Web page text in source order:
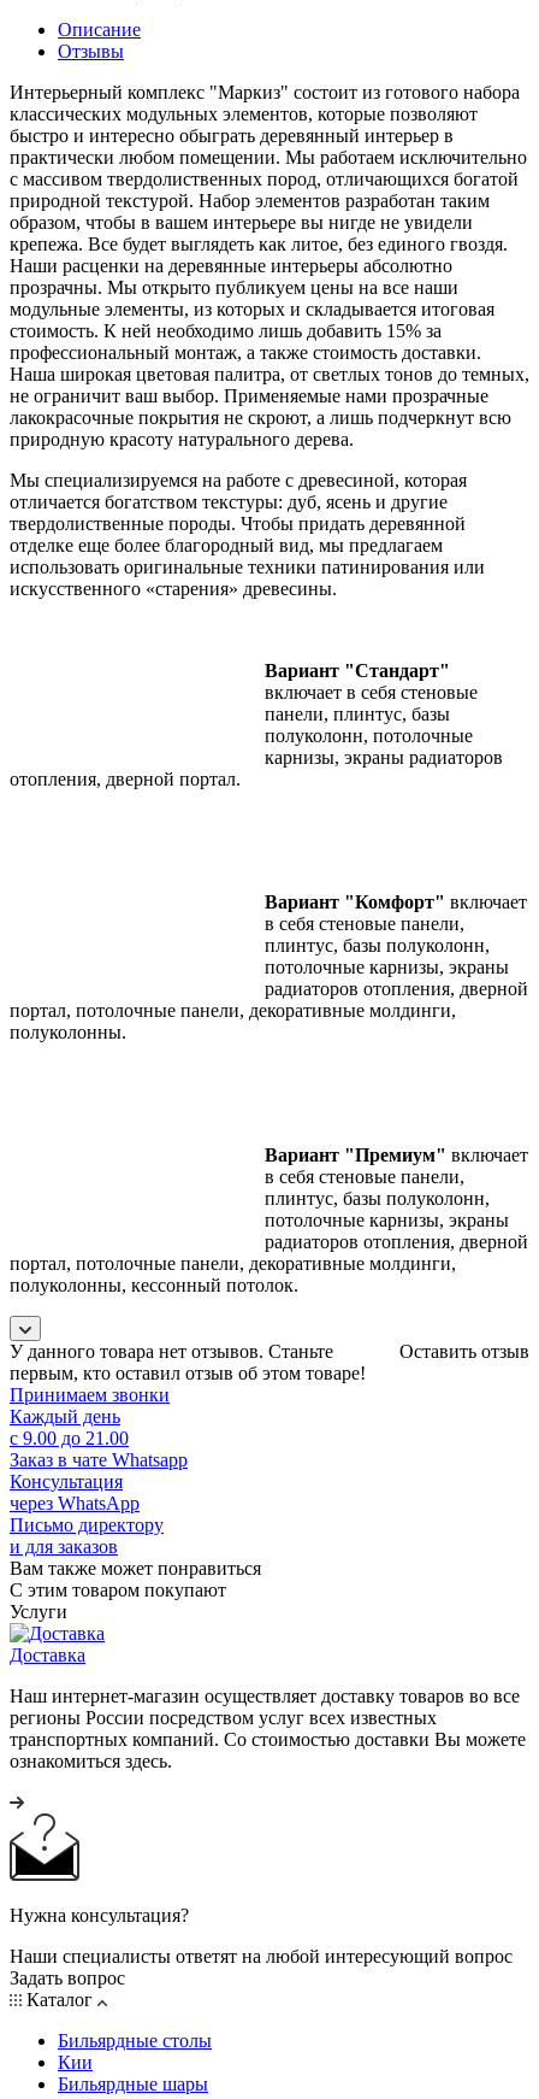
Описание
Отзывы
Интерьерный комплекс "Маркиз" состоит из готового набора
классических модульных элементов, которые позволяют
быстро и интересно обыграть деревянный интерьер в
практически любом помещении. Мы работаем исключительно
с массивом твердолиственных пород, отличающихся богатой
природной текстурой. Набор элементов разработан таким
образом, чтобы в вашем интерьере вы нигде не увидели
крепежа. Все будет выглядеть как литое, без единого гвоздя.
Наши расценки на деревянные интерьеры абсолютно
прозрачны. Мы открыто публикуем цены на все наши
модульные элементы, из которых и складывается итоговая
стоимость. К ней необходимо лишь добавить 15% за
профессиональный монтаж, а также стоимость доставки.
Наша широкая цветовая палитра, от светлых тонов до темных,
не ограничит ваш выбор. Применяемые нами прозрачные
лакокрасочные покрытия не скроют, а лишь подчеркнут всю
природную красоту натурального дерева.
Мы специализируемся на работе с древесиной, которая
отличается богатством текстуры: дуб, ясень и другие
твердолиственные породы. Чтобы придать деревянной
отделке еще более благородный вид, мы предлагаем
использовать оригинальные техники патинирования или
искусственного «старения» древесины.
Вариант "Стандарт"
включает в себя стеновые
панели, плинтус, базы
полуколонн, потолочные
карнизы, экраны радиаторов
отопления, дверной портал.
Вариант "Комфорт" включает
в себя стеновые панели,
плинтус, базы полуколонн,
потолочные карнизы, экраны
радиаторов отопления, дверной
портал, потолочные панели, декоративные молдинги,
полуколонны.
Вариант "Премиум" включает
в себя стеновые панели,
плинтус, базы полуколонн,
потолочные карнизы, экраны
радиаторов отопления, дверной
портал, потолочные панели, декоративные молдинги,
полуколонны, кессонный потолок.
Оставить отзыв
У данного товара нет отзывов. Станьте
первым, кто оставил отзыв об этом товаре!
Принимаем звонки
Каждый день
с 9.00 до 21.00
Заказ в чате Whatsapp
Консультация
через WhatsApp
Письмо директору
и для заказов
Вам также может понравиться
С этим товаром покупают
Услуги
Доставка
Наш интернет-магазин осуществляет доставку товаров во все
регионы России посредством услуг всех известных
транспортных компаний. Со стоимостью доставки Вы можете
ознакомиться здесь.
Нужна консультация?
Наши специалисты ответят на любой интересующий вопрос
Задать вопрос
Каталог
Бильярдные столы
Кии
Бильярдные шары